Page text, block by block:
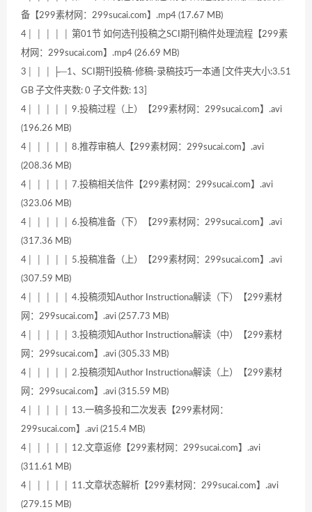
备【299素材网：299sucai.com】.mp4 (17.67 MB)
4│ │ │ │ │ 第01节 如何选刊投稿之SCI期刊稿件处理流程【299素
材网：299sucai.com】.mp4 (26.69 MB)
3│ │ │ ├─1、SCI期刊投稿-修稿-录稿技巧一本通 [文件夹大小:3.51
GB 子文件夹数: 0 子文件数: 13]
4│ │ │ │ │ 9.投稿过程（上）【299素材网：299sucai.com】.avi
(196.26 MB)
4│ │ │ │ │ 8.推荐审稿人【299素材网：299sucai.com】.avi
(208.36 MB)
4│ │ │ │ │ 7.投稿相关信件【299素材网：299sucai.com】.avi
(323.06 MB)
4│ │ │ │ │ 6.投稿准备（下）【299素材网：299sucai.com】.avi
(317.36 MB)
4│ │ │ │ │ 5.投稿准备（上）【299素材网：299sucai.com】.avi
(307.59 MB)
4│ │ │ │ │ 4.投稿须知Author Instructiona解读（下）【299素材
网：299sucai.com】.avi (257.73 MB)
4│ │ │ │ │ 3.投稿须知Author Instructiona解读（中）【299素材
网：299sucai.com】.avi (305.33 MB)
4│ │ │ │ │ 2.投稿须知Author Instructiona解读（上）【299素材
网：299sucai.com】.avi (315.59 MB)
4│ │ │ │ │ 13.一稿多投和二次发表【299素材网：
299sucai.com】.avi (215.4 MB)
4│ │ │ │ │ 12.文章返修【299素材网：299sucai.com】.avi
(311.61 MB)
4│ │ │ │ │ 11.文章状态解析【299素材网：299sucai.com】.avi
(279.15 MB)